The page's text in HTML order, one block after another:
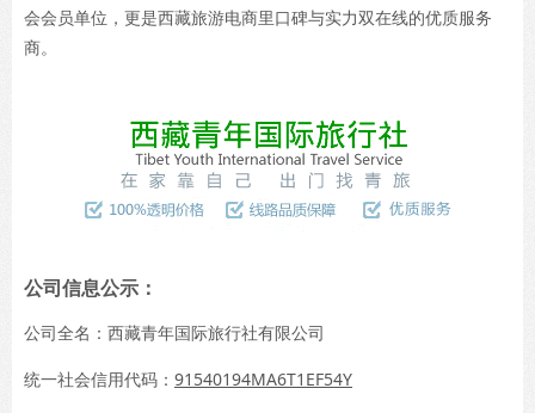
会会员单位，更是西藏旅游电商里口碑与实力双在线的优质服务
商。
公司信息公示：
公司全名：西藏青年国际旅行社有限公司
统一社会信用代码： 91540194MA6T1EF54Y